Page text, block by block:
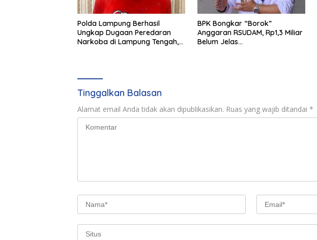
Polda Lampung Berhasil
Ungkap Dugaan Peredaran
Narkoba di Lampung Tengah,
BPK Bongkar “Borok”
Anggaran RSUDAM, Rp1,3 Miliar
Belum Jelas
Tinggalkan Balasan
Alamat email Anda tidak akan dipublikasikan. Ruas yang wajib ditandai *